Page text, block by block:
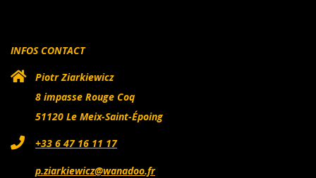
INFOS CONTACT
Piotr Ziarkiewicz
8 impasse Rouge Coq
51120 Le Meix-Saint-Époing
+33 6 47 16 11 17
p.ziarkiewicz@wanadoo.fr